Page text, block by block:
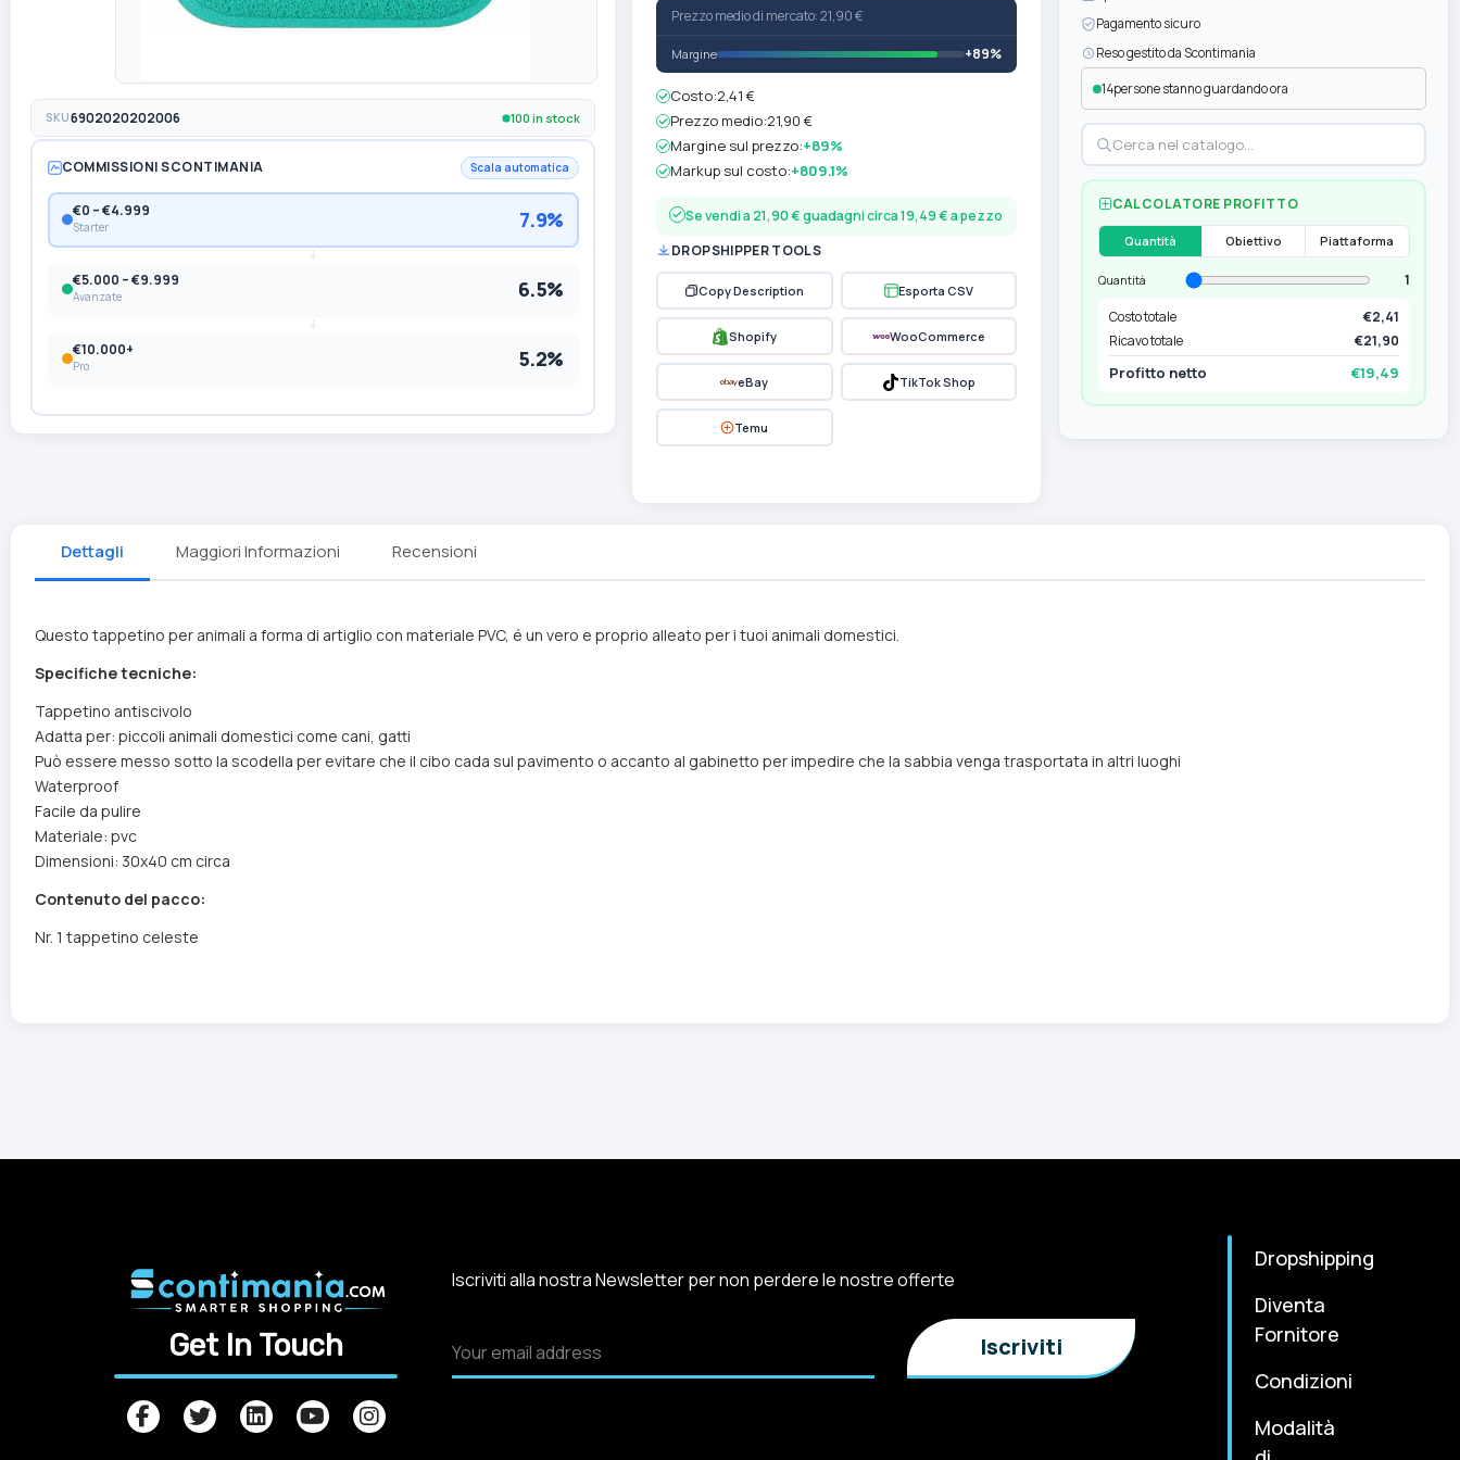
SKU6902020202006 100 in stock
COMMISSIONI SCONTIMANIA Scala automatica
€0 – €4.999
Starter 7.9%
€5.000 – €9.999
Avanzate 6.5%
€10.000+
Pro 5.2%
Prezzo medio di mercato: 21,90 €
Margine +89%
Costo:2,41 €
Prezzo medio:21,90 €
Margine sul prezzo:+89%
Markup sul costo:+809.1%
Se vendi a 21,90 € guadagni circa 19,49 € a pezzo
DROPSHIPPER TOOLS
Copy Description Esporta CSV
Shopify WooCommerce
eBay TikTok Shop
Temu
Pagamento sicuro
Reso gestito da Scontimania
14persone stanno guardando ora
CALCOLATORE PROFITTO
Quantità Obiettivo Piattaforma
Quantità
1
Costo totale
€2,41
Ricavo totale
€21,90
Profitto netto €19,49
Dettagli Maggiori Informazioni Recensioni
Questo tappetino per animali a forma di artiglio con materiale PVC, é un vero e proprio alleato per i tuoi animali domestici.
Specifiche tecniche:
Tappetino antiscivolo
Adatta per: piccoli animali domestici come cani, gatti
Può essere messo sotto la scodella per evitare che il cibo cada sul pavimento o accanto al gabinetto per impedire che la sabbia venga trasportata in altri luoghi
Waterproof
Facile da pulire
Materiale: pvc
Dimensioni: 30x40 cm circa
Contenuto del pacco:
Nr. 1 tappetino celeste
Get In Touch
Iscriviti alla nostra Newsletter per non perdere le nostre offerte
Dropshipping
Diventa
Fornitore
Condizioni
Modalità